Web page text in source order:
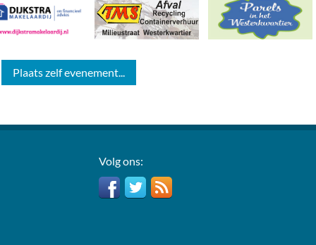
Plaats zelf evenement...
Volg ons: